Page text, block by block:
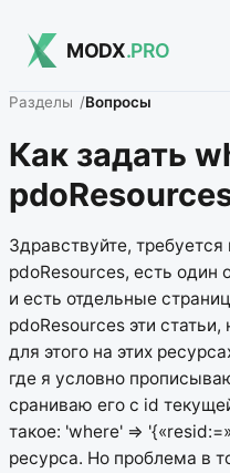
MODX.PRO
Разделы Вопросы
Как задать
Здравствуйте,
pdoResources, есть один
и есть отдельные
pdoResources эти
для этого на этих
где я условно
сраниваю его с id
такое: 'where' =>
ресурса. Но проблема в